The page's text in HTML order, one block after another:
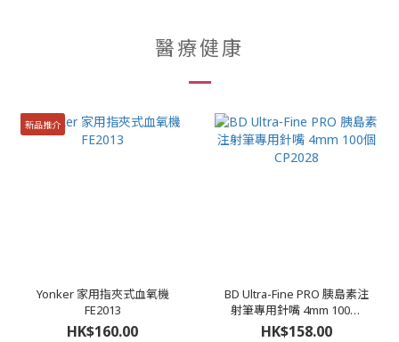
醫療健康
新品推介
Yonker 家用指夾式血氧機
FE2013
HK$160.00
BD Ultra-Fine PRO 胰島素注
射筆專用針嘴 4mm 100個
CP2028
HK$158.00